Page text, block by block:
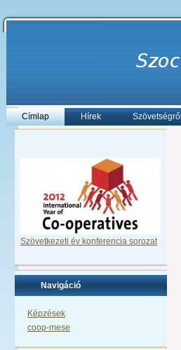
Címlap Hírek Szövetségről
Szövetkezeti év konferencia sorozat
Navigáció
Képzések
coop-mese